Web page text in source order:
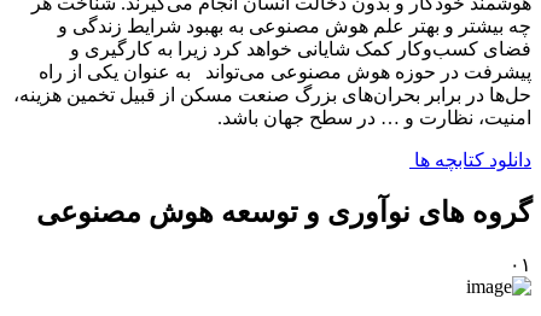
چه بیشتر و بهتر علم هوش مصنوعی به بهبود شرایط زندگی و
فضای کسب‌وکار کمک شایانی خواهد کرد زیرا به کارگیری و
پیشرفت در حوزه هوش مصنوعی می‌‌تواند به عنوان یکی از راه
حل‌ها در برابر بحران‌های بزرگ صنعت مسکن از قبیل تخمین هزینه،
امنیت، نظارت و … در سطح جهان باشد.
دانلود کتابچه ها
گروه های نوآوری و توسعه هوش مصنوعی
۰۱